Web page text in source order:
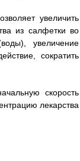
увеличить
из салфетки во
увеличение
сократить
скорость
лекарства